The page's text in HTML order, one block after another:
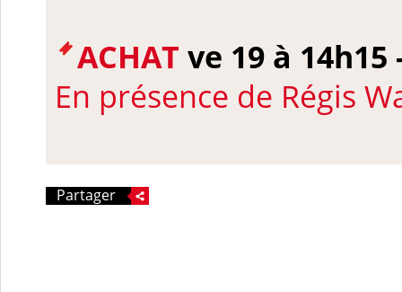
ACHAT ve 19 à 14h15
En présence de Régis
Partager